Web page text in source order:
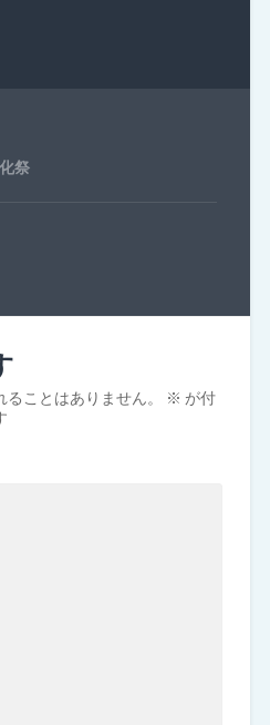
祭
ことはありません。 ※ が付